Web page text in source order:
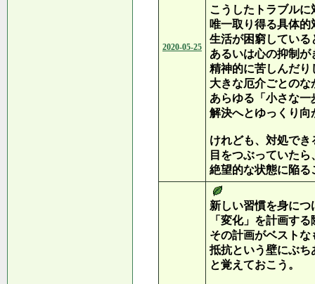
2020-05-25
こうしたトラブルに
唯一取り得る具体
生活が困窮している
あるいは心の抑制
精神的に苦しんだり
大きな厄介ごとの
あらゆる「小さな
解決へとゆっくり向
けれども、対処でき
目をつぶっていた
絶望的な状態に陥る
新しい習慣を身につ
「変化」を計画す
その計画がベスト
抵抗という壁にぶち
と覚えておこう。